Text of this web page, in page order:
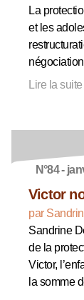
La
et les
Lire la suite
N°84 -
Victor
par
Sandrine
de la
Victor,
la somme